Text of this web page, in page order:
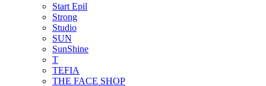
Start Epil
Strong
Studio
SUN
SunShine
T
TEFIA
THE FACE SHOP